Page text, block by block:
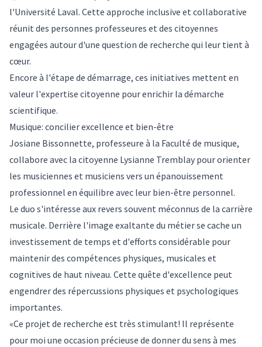
l'Université Laval. Cette approche inclusive et collaborative
réunit des personnes professeures et des citoyennes
engagées autour d'une question de recherche qui leur tient à
cœur.
Encore à l'étape de démarrage, ces initiatives mettent en
valeur l'expertise citoyenne pour enrichir la démarche
scientifique.
Musique: concilier excellence et bien-être
Josiane Bissonnette, professeure à la Faculté de musique,
collabore avec la citoyenne Lysianne Tremblay pour orienter
les musiciennes et musiciens vers un épanouissement
professionnel en équilibre avec leur bien-être personnel.
Le duo s'intéresse aux revers souvent méconnus de la carrière
musicale. Derrière l'image exaltante du métier se cache un
investissement de temps et d'efforts considérable pour
maintenir des compétences physiques, musicales et
cognitives de haut niveau. Cette quête d'excellence peut
engendrer des répercussions physiques et psychologiques
importantes.
«Ce projet de recherche est très stimulant! Il représente
pour moi une occasion précieuse de donner du sens à mes